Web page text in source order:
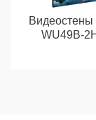
Видеостены
WU49B-